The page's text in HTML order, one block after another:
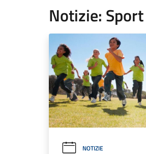
Notizie: Sport
NOTIZIE